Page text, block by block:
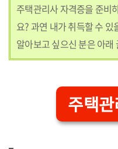
주택관리사 자격증을 준비
요? 과연 내가 취득할 수
알아보고 싶으신 분은 아래
주택